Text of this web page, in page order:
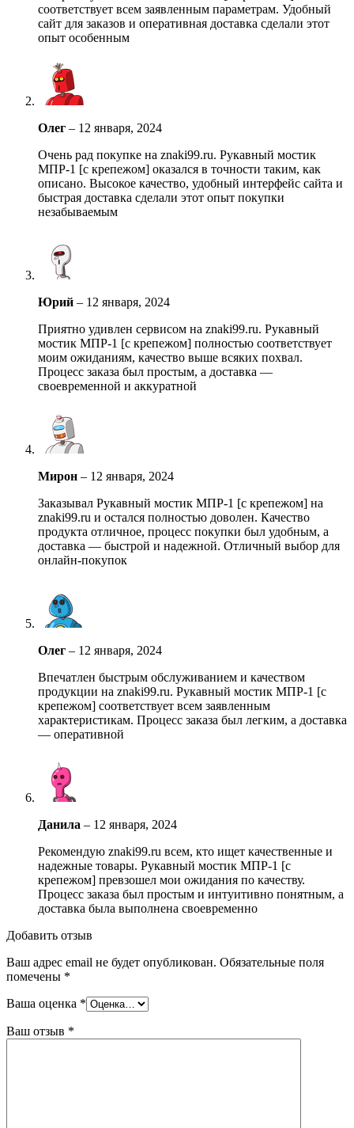
соответствует всем заявленным параметрам. Удобный
сайт для заказов и оперативная доставка сделали этот
опыт особенным
Олег – 12 января, 2024
Очень рад покупке на znaki99.ru. Рукавный мостик
МПР-1 [с крепежом] оказался в точности таким, как
описано. Высокое качество, удобный интерфейс сайта и
быстрая доставка сделали этот опыт покупки
незабываемым
Юрий – 12 января, 2024
Приятно удивлен сервисом на znaki99.ru. Рукавный
мостик МПР-1 [с крепежом] полностью соответствует
моим ожиданиям, качество выше всяких похвал.
Процесс заказа был простым, а доставка —
своевременной и аккуратной
Мирон – 12 января, 2024
Заказывал Рукавный мостик МПР-1 [с крепежом] на
znaki99.ru и остался полностью доволен. Качество
продукта отличное, процесс покупки был удобным, а
доставка — быстрой и надежной. Отличный выбор для
онлайн-покупок
Олег – 12 января, 2024
Впечатлен быстрым обслуживанием и качеством
продукции на znaki99.ru. Рукавный мостик МПР-1 [с
крепежом] соответствует всем заявленным
характеристикам. Процесс заказа был легким, а доставка
— оперативной
Данила – 12 января, 2024
Рекомендую znaki99.ru всем, кто ищет качественные и
надежные товары. Рукавный мостик МПР-1 [с
крепежом] превзошел мои ожидания по качеству.
Процесс заказа был простым и интуитивно понятным, а
доставка была выполнена своевременно
Добавить отзыв
Ваш адрес email не будет опубликован. Обязательные поля
помечены *
Ваша оценка *
Ваш отзыв *